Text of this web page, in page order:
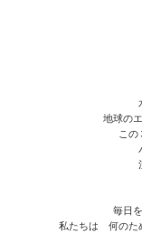
地球の
この
毎日
私たちは 何のた